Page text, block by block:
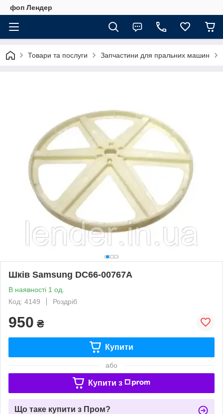
фоп Лендер
Товари та послуги Запчастини для пральних машин
Шків Samsung DC66-00767A
В наявності 1 од.
Код: 4149
Роздріб
950 ₴
Купити
або
Купити з
Що таке купити з Пром?